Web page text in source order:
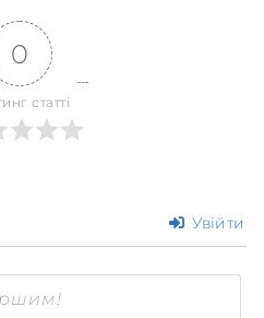
0
статті
Увійти